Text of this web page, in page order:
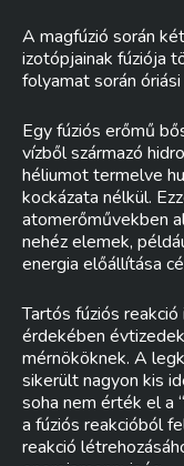
A magfúzió során
izotópjainak fúziója
folyamat során
Egy fúziós erőmű
vízből származó
héliumot termelve
kockázata nélkül.
atomerőművekben
nehéz elemek,
energia előállítása
Tartós fúziós
érdekében
mérnököknek. A
sikerült nagyon kis
soha nem érték el a
a fúziós reakcióból
reakció